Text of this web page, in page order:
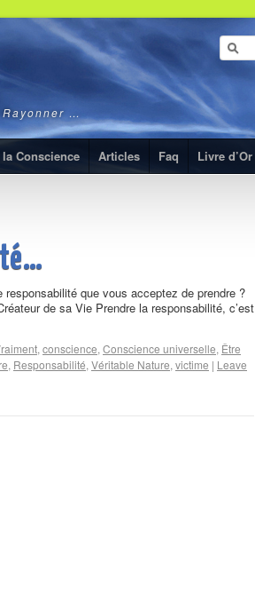
…
Conscience Articles Faq Livre d’Or
que vous acceptez de prendre ?
de sa Vie Prendre la responsabilité, c’est
, conscience, Conscience universelle, Être
, Responsabilité, Véritable Nature, victime | Leave